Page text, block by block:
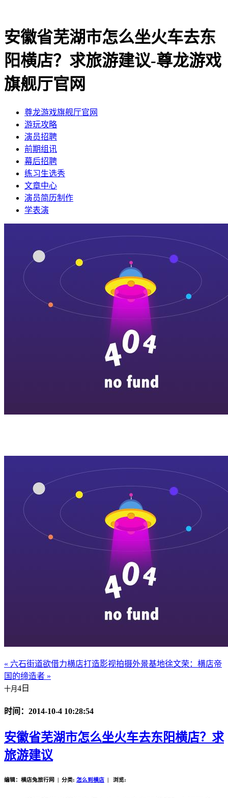
安徽省芜湖市怎么坐火车去东
阳横店？求旅游建议-尊龙游戏
旗舰厅官网
尊龙游戏旗舰厅官网
​游玩攻略
​演员招聘
​前期组讯
​幕后招聘
​练习生选秀
文章中心
演员简历制作
学表演
« 六石街道欲借力横店打造影视拍摄外景基地徐文荣：横店帝
国的缔造者 »
十月 4日
时间：2014-10-4 10:28:54
安徽省芜湖市怎么坐火车去东阳横店？求
旅游建议
编辑：横店兔旅行网 | 分类: 怎么到横店 | 浏览: